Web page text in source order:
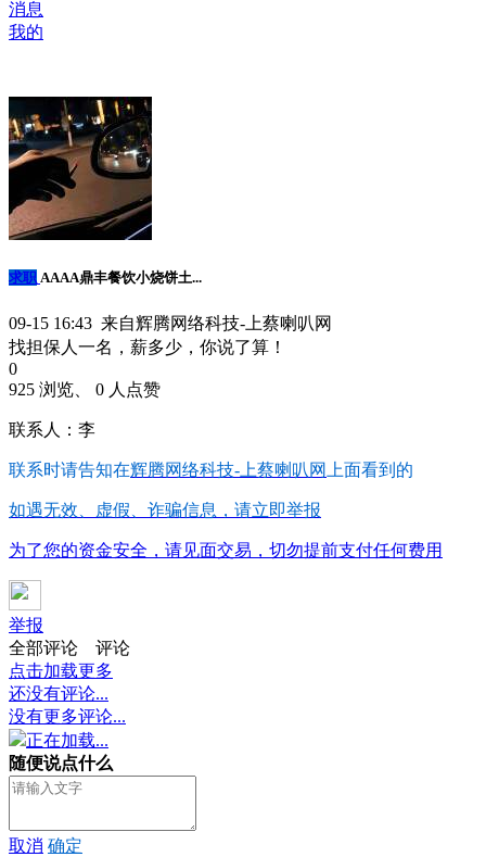
消息
我的
求职 AAAA鼎丰餐饮小烧饼土...
09-15 16:43 来自辉腾网络科技-上蔡喇叭网
找担保人一名，薪多少，你说了算！
0
925 浏览、 0 人点赞
联系人：李
联系时请告知在辉腾网络科技-上蔡喇叭网 上面看到的
如遇无效、虚假、诈骗信息，请立即举报
为了您的资金安全，请见面交易，切勿提前支付任何费用
举报
全部评论
评论
点击加载更多
还没有评论...
没有更多评论...
正在加载...
随便说点什么
取消 确定